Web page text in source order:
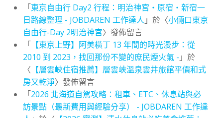
「東京自由行 Day2 行程：明治神宮・原宿・新宿一
日路線整理 - JOBDAREN 工作達人 」於〈小倆口東京
自由行-Day 2明治神宮〉發佈留言
「 【東京上野】阿美橫丁 13 年間的時光漫步：從
2010 到 2023，找回那份不變的庶民煙火氣 - 」於
〈 【層雲峽住宿推薦】層雲峽溫泉雲井旅館平價和式
房又乾淨〉發佈留言
「2026 北海道自駕攻略：租車、ETC、休息站與必
訪景點（最新費用與經驗分享） - JOBDAREN 工作達